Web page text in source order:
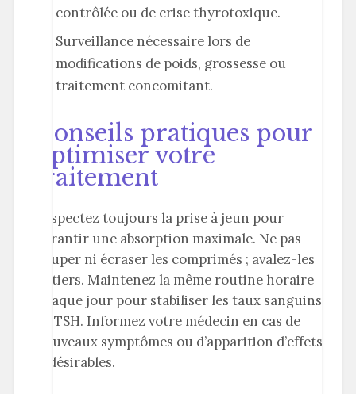
contrôlée ou de crise thyrotoxique.
Surveillance nécessaire lors de
modifications de poids, grossesse ou
traitement concomitant.
Conseils pratiques pour
optimiser votre
traitement
Respectez toujours la prise à jeun pour
garantir une absorption maximale. Ne pas
couper ni écraser les comprimés ; avalez-les
entiers. Maintenez la même routine horaire
chaque jour pour stabiliser les taux sanguins
de TSH. Informez votre médecin en cas de
nouveaux symptômes ou d’apparition d’effets
indésirables.